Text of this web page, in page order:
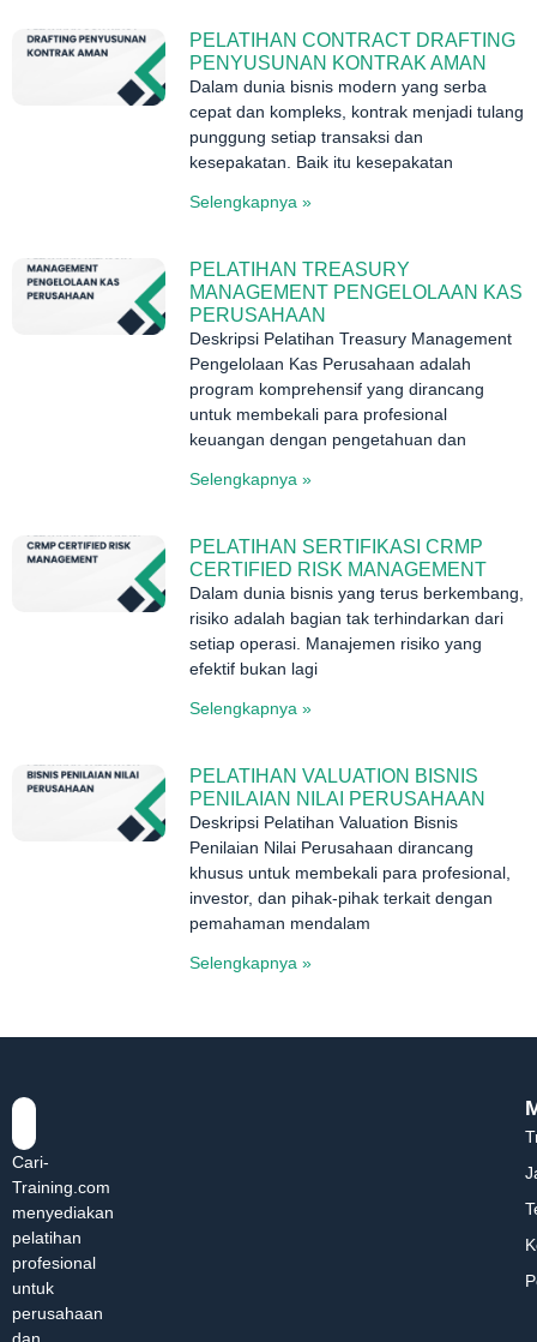
PELATIHAN CONTRACT DRAFTING
PENYUSUNAN KONTRAK AMAN
Dalam dunia bisnis modern yang serba
cepat dan kompleks, kontrak menjadi tulang
punggung setiap transaksi dan
kesepakatan. Baik itu kesepakatan
Selengkapnya »
PELATIHAN TREASURY
MANAGEMENT PENGELOLAAN KAS
PERUSAHAAN
Deskripsi Pelatihan Treasury Management
Pengelolaan Kas Perusahaan adalah
program komprehensif yang dirancang
untuk membekali para profesional
keuangan dengan pengetahuan dan
Selengkapnya »
PELATIHAN SERTIFIKASI CRMP
CERTIFIED RISK MANAGEMENT
Dalam dunia bisnis yang terus berkembang,
risiko adalah bagian tak terhindarkan dari
setiap operasi. Manajemen risiko yang
efektif bukan lagi
Selengkapnya »
PELATIHAN VALUATION BISNIS
PENILAIAN NILAI PERUSAHAAN
Deskripsi Pelatihan Valuation Bisnis
Penilaian Nilai Perusahaan dirancang
khusus untuk membekali para profesional,
investor, dan pihak-pihak terkait dengan
pemahaman mendalam
Selengkapnya »
Cari-
Training.com
menyediakan
pelatihan
profesional
untuk
perusahaan
dan